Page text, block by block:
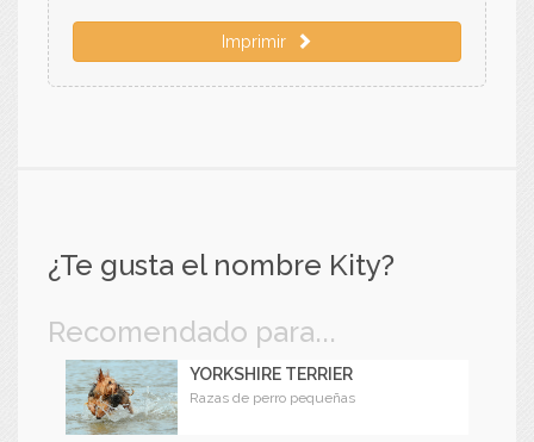
Imprimir
¿Te gusta el nombre Kity?
Recomendado para...
YORKSHIRE TERRIER
Razas de perro pequeñas